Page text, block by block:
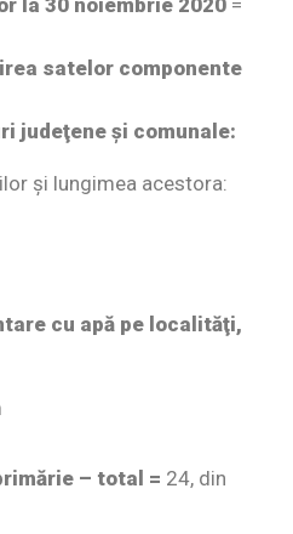
la 30 noiembrie 2020 =
satelor componente
judeţene şi comunale:
lungimea acestora:
cu apă pe localităţi,
– total = 24, din